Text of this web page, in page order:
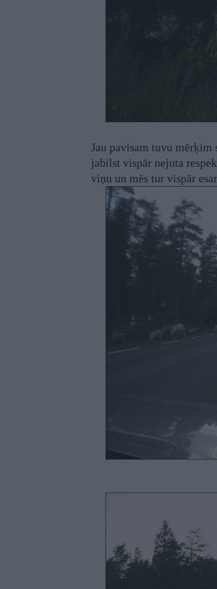
Jau pavisam tuvu
jabilst vispār nejuta
viņu un mēs tur vispār